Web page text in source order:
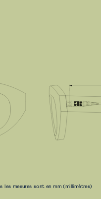
les mesures sont en mm (millimètres)